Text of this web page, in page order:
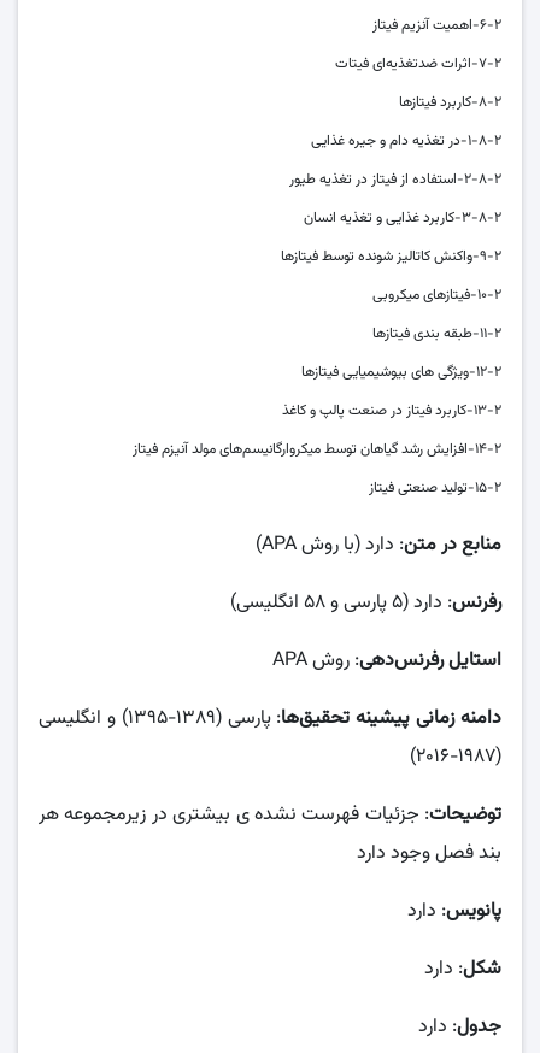
۶-۲-اهمیت آنزیم فیتاز
۷-۲-اثرات ضدتغذیه‌ای فیتات
۸-۲-کاربرد فیتازها
۱-۸-۲-در تغذیه دام و جیره غذایی
۲-۸-۲-استفاده از فیتاز در تغذیه طیور
۳-۸-۲-کاربرد غذایی و تغذیه انسان
۹-۲-واکنش کاتالیز شونده توسط فیتازها
۱۰-۲-فیتازهای میکروبی
۱۱-۲-طبقه بندی فیتازها
۱۲-۲-ویژگی های بیوشیمیایی فیتازها
۱۳-۲-کاربرد فیتاز در صنعت پالپ و کاغذ
۱۴-۲-افزایش رشد گیاهان توسط میکروارگانیسم‌های مولد آنیزم فیتاز
۱۵-۲-تولید صنعتی فیتاز
منابع در متن: دارد (با روش APA)
رفرنس: دارد (۵ پارسی و ۵۸ انگلیسی)
استایل رفرنس‌دهی: روش APA
دامنه زمانی پیشینه تحقیق‌ها
: پارسی (۱۳۸۹-۱۳۹۵) و انگلیسی
(۱۹۸۷-۲۰۱۶)
توضیحات: جزئیات فهرست نشده ی بیشتری در زیرمجموعه هر
بند فصل وجود دارد
پانویس: دارد
شکل: دارد
جدول: دارد